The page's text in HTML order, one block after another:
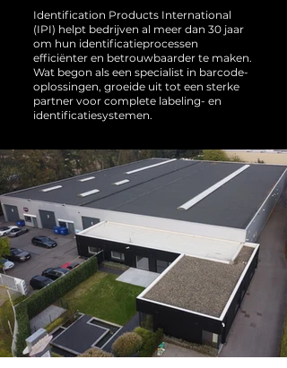
Identification Products International
(IPI) helpt bedrijven al meer dan 30 jaar
om hun identificatieprocessen
efficiënter en betrouwbaarder te maken.
Wat begon als een specialist in barcode-
oplossingen, groeide uit tot een sterke
partner voor complete labeling- en
identificatiesystemen.